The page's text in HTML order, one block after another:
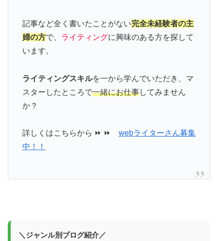
記事など全く書いたことがない完全未経験者の主
婦の方で、 ライティングに興味のある方を探して
います。
ライティングスキルを一から学んでいただき、マ
スターしたところで一緒にお仕事してみません
か？
詳しくはこちらから ⏩ ⏩ webライターさん募集
中！！
＼ジャンル別ブログ紹介／